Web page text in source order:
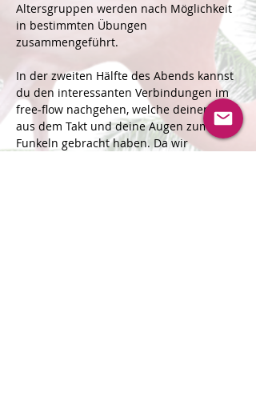
Altersgruppen werden nach Möglichkeit
in bestimmten Übungen
zusammengeführt.
In der zweiten Hälfte des Abends kannst
du den interessanten Verbindungen im
free-flow nachgehen, welche deinen Puls
aus dem Takt und deine Augen zum
Funkeln gebracht haben. Da wir